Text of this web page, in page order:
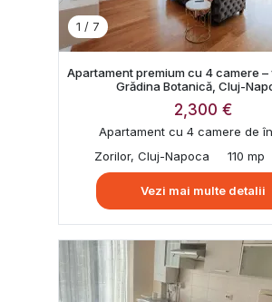
1 / 7
Apartament premium cu 4 camere –
Grădina Botanică, Cluj-
2,300 €
Apartament cu 4 camere de
Zorilor, Cluj-Napoca
110 mp
Vezi mai multe detalii